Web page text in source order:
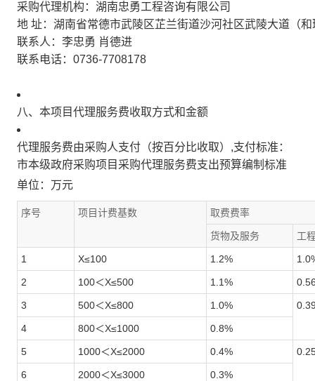
采购代理机构：湖南忠勇工程咨询有限公司
地 址：湖南省常德市武陵区芷兰街道沙河社区武陵大道（
联系人：李忠勇 肖德进
联系电话：0736-7708178
八、本项目代理服务费收取方式和金额
代理服务费由采购人支付（按百分比收取）,支付标准：
市本级政府采购项目采购代理服务费支出预算编制标准
单位：万元
序号 项目计费基数 取费费率
货物及服务 工
1 X≤100 1.2%
2 100＜X≤500 1.1%
3 500＜X≤800 1.0%
4 800＜X≤1000 0.8%
5 1000＜X≤2000 0.4%
6 2000＜X≤3000 0.3%